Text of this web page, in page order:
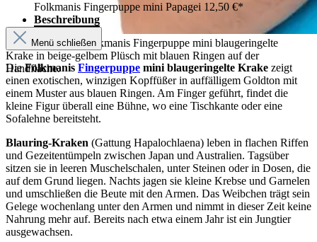
Junge hält kleine Folkmanis Fingerpuppe mini blaugeringelte
Krake in beige-gelbem Plüsch mit blauen Ringen auf der
Handfläche.
Folkmanis Fingerpuppe mini Papagei 12,50 €*
Beschreibung
Menü schließen
DieFolkmanis Fingerpuppe mini blaugeringelte Krake zeigt
einen exotischen, winzigen Kopffüßer in auffälligem Goldton mit
einem Muster aus blauen Ringen. Am Finger geführt, findet die
kleine Figur überall eine Bühne, wo eine Tischkante oder eine
Sofalehne bereitsteht.
Blauring-Kraken (Gattung Hapalochlaena) leben in flachen Riffen
und Gezeitentümpeln zwischen Japan und Australien. Tagsüber
sitzen sie in leeren Muschelschalen, unter Steinen oder in Dosen, die
auf dem Grund liegen. Nachts jagen sie kleine Krebse und Garnelen
und umschließen die Beute mit den Armen. Das Weibchen trägt sein
Gelege wochenlang unter den Armen und nimmt in dieser Zeit keine
Nahrung mehr auf. Bereits nach etwa einem Jahr ist ein Jungtier
ausgewachsen.